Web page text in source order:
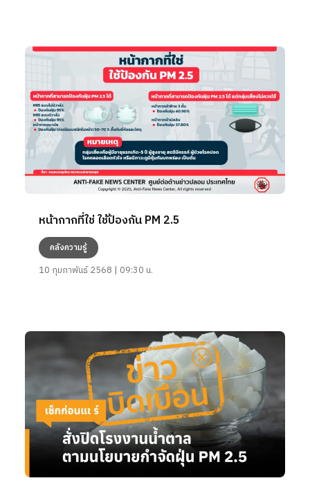
หน้ากากที่ใช่ ใช้ป้องกัน PM 2.5
คลังความรู้
10 กุมภาพันธ์ 2568 | 09:30 น.